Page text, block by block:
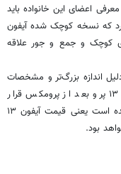
اعضای این خانواده باید
۱۳ مینی هم نام برد که نسخه کوچک شده آیفون
کوچک و جمع و جور علاقه
۱۳ پرو مکس به دلیل اندازه بزرگ‌تر و مشخصات
فنی شاخص‌تر بالاتر از همه است. قیمت آیفون ۱۳ پرو بعد از پرومکس قرار
می‌گیرد. در این میان میزان حافظه هم تعیین کننده است یعنی قیمت آیفون ۱۳